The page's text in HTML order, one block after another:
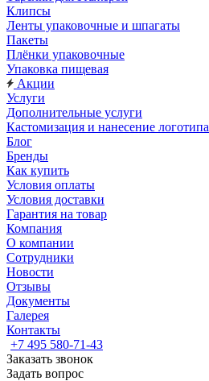
Клипсы
Ленты упаковочные и шпагаты
Пакеты
Плёнки упаковочные
Упаковка пищевая
Акции
Услуги
Дополнительные услуги
Кастомизация и нанесение логотипа
Блог
Бренды
Как купить
Условия оплаты
Условия доставки
Гарантия на товар
Компания
О компании
Сотрудники
Новости
Отзывы
Документы
Галерея
Контакты
+7 495 580-71-43
Заказать звонок
Задать вопрос